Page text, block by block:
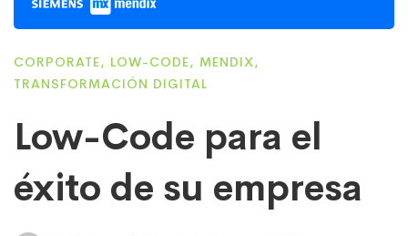
CORPORATE, LOW-CODE, MENDIX,
TRANSFORMACIÓN DIGITAL
Low-Code para el
éxito de su empresa